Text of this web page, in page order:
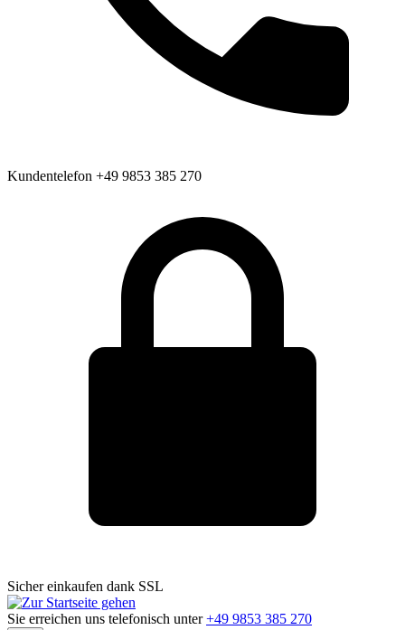
Kundentelefon +49 9853 385 270
Sicher einkaufen dank SSL
Sie erreichen uns telefonisch unter +49 9853 385 270